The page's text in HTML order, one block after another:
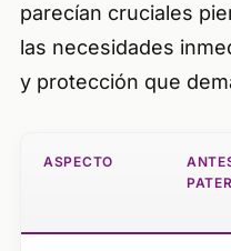
parecían cruciales
las necesidades
y protección que
ASPECTO